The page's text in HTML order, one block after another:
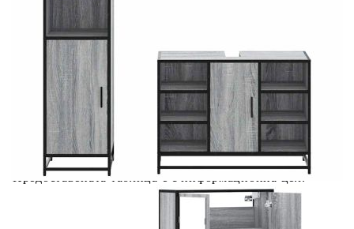
Предоставената таблица е с информационна цел.
Добавете продукта в количката си с бутона "Добави в
количката" и при поръчка ще можете да изберете броя
вноски на кредита.
Предоставената таблица е с информационна цел.
Добавете продукта в количката си с бутона "Добави в
количката" и при поръчка ще можете да изберете броя
вноски на кредита.
Предоставената таблица е с информационна цел.
Добавете продукта в количката си с бутона "Добави в
количката" и при поръчка ще можете да изберете броя